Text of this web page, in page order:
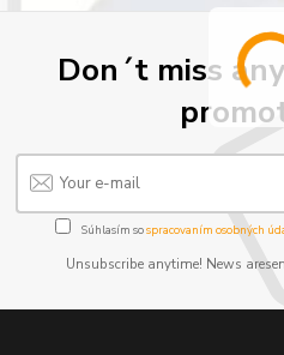
Don´t miss
Súhlasím sospracovaním osobných
Unsubscribe anytime! News